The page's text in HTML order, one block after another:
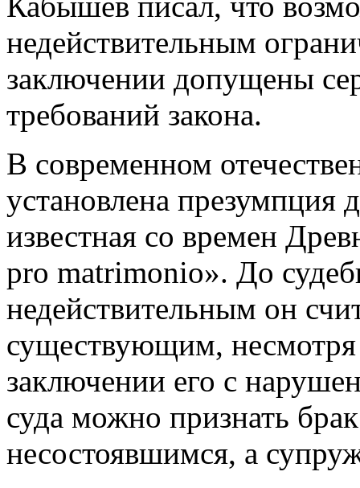
недействительным
заключении допущены
требований закона.
В современном
установлена презумпция
известная со времен
pro matrimonio». До
недействительным он
существующим, несмотря
заключении его с
суда можно признать
несостоявшимся, а